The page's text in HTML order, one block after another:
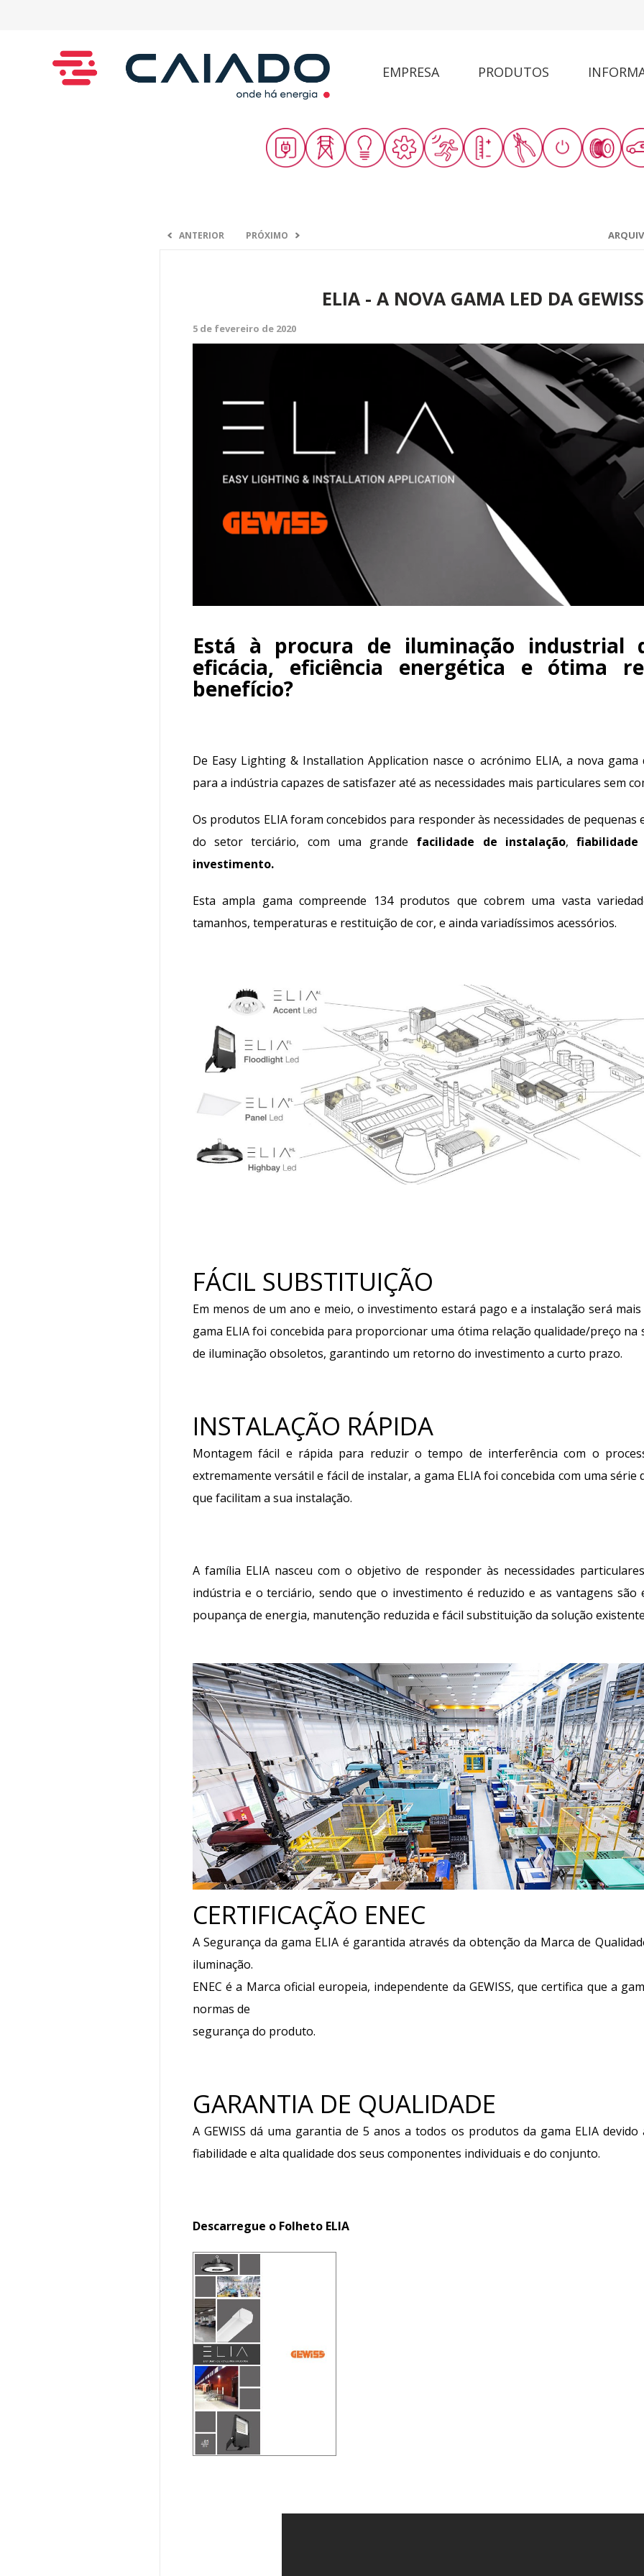
EMPRESA PRODUTOS
ANTERIOR PRÓXIMO
ELIA - A NOVA GAMA LED DA GEWISS
5 de fevereiro de 2020
Está à procura de iluminação industrial
eficácia, eficiência energética e ótima
benefício?
De Easy Lighting & Installation Application nasce o acrónimo ELIA, a nova gama
para a indústria capazes de satisfazer até as necessidades mais particulares sem
Os produtos ELIA foram concebidos para responder às necessidades de pequenas
do setor terciário, com uma grande facilidade de instalação,fiabilidade
investimento.
Esta ampla gama compreende 134 produtos que cobrem uma vasta
tamanhos, temperaturas e restituição de cor, e ainda variadíssimos acessórios.
FÁCIL SUBSTITUIÇÃO
Em menos de um ano e meio, o investimento estará pago e a instalação será
gama ELIA foi concebida para proporcionar uma ótima relação qualidade/preço na
de iluminação obsoletos, garantindo um retorno do investimento a curto prazo.
INSTALAÇÃO RÁPIDA
Montagem fácil e rápida para reduzir o tempo de interferência com o
extremamente versátil e fácil de instalar, a gama ELIA foi concebida com uma série
que facilitam a sua instalação.
A família ELIA nasceu com o objetivo de responder às necessidades
indústria e o terciário, sendo que o investimento é reduzido e as vantagens são
poupança de energia, manutenção reduzida e fácil substituição da solução
CERTIFICAÇÃO ENEC
A Segurança da gama ELIA é garantida através da obtenção da Marca de
iluminação.
ENEC é a Marca oficial europeia, independente da GEWISS, que certifica que a
normas de
segurança do produto.
GARANTIA DE QUALIDADE
A GEWISS dá uma garantia de 5 anos a todos os produtos da gama ELIA
fiabilidade e alta qualidade dos seus componentes individuais e do conjunto.
Descarregue o Folheto ELIA